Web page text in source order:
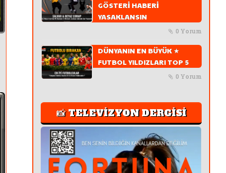
GÖSTERİ HABERİ
YASAKLANSIN
0 Yorum
DÜNYANIN EN BÜYÜK ★
FUTBOL YILDIZLARI TOP 5
0 Yorum
📸 TELEVİZYON DERGİSİ